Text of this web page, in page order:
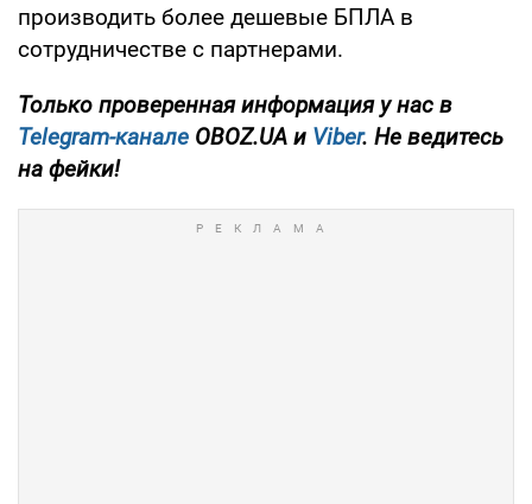
производить более дешевые БПЛА в
сотрудничестве с партнерами.
Только проверенная информация у нас в
Telegram-канале OBOZ.UA и Viber. Не ведитесь
на фейки!